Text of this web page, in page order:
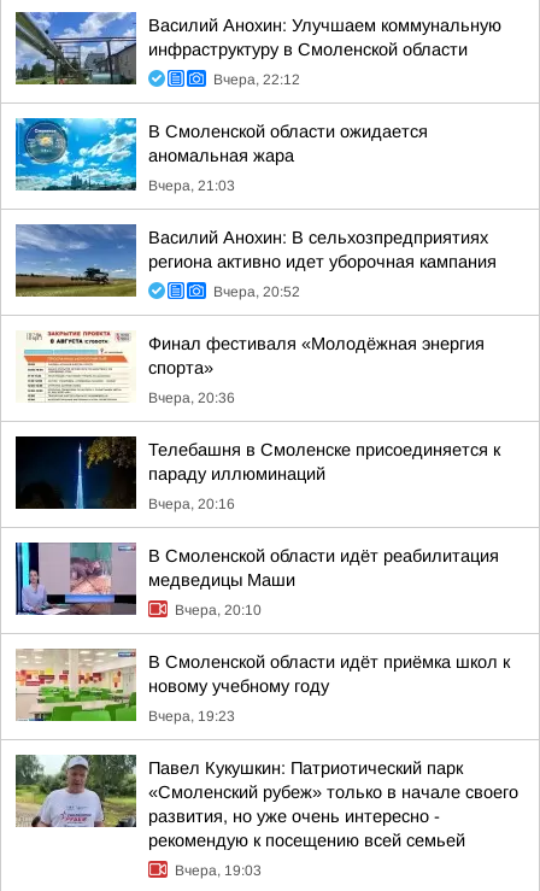
Василий Анохин: Улучшаем коммунальную
инфраструктуру в Смоленской области
Вчера, 22:12
В Смоленской области ожидается
аномальная жара
Вчера, 21:03
Василий Анохин: В сельхозпредприятиях
региона активно идет уборочная кампания
Вчера, 20:52
Финал фестиваля «Молодёжная энергия
спорта»
Вчера, 20:36
Телебашня в Смоленске присоединяется к
параду иллюминаций
Вчера, 20:16
В Смоленской области идёт реабилитация
медведицы Маши
Вчера, 20:10
В Смоленской области идёт приёмка школ к
новому учебному году
Вчера, 19:23
Павел Кукушкин: Патриотический парк
«Смоленский рубеж» только в начале своего
развития, но уже очень интересно -
рекомендую к посещению всей семьей
Вчера, 19:03